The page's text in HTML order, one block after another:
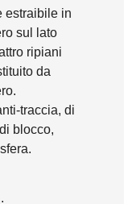
estraibile in
sul lato
ripiani
da
traccia, di
blocco,